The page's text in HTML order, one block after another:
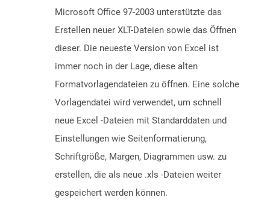
Microsoft Office 97-2003 unterstützte das
Erstellen neuer XLT-Dateien sowie das Öffnen
dieser. Die neueste Version von Excel ist
immer noch in der Lage, diese alten
Formatvorlagendateien zu öffnen. Eine solche
Vorlagendatei wird verwendet, um schnell
neue Excel -Dateien mit Standarddaten und
Einstellungen wie Seitenformatierung,
Schriftgröße, Margen, Diagrammen usw. zu
erstellen, die als neue .xls -Dateien weiter
gespeichert werden können.